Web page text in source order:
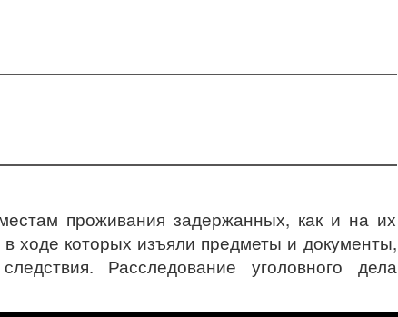
проживания задержанных, как и на их
ходе которых изъяли предметы и документы,
Расследование уголовного дела